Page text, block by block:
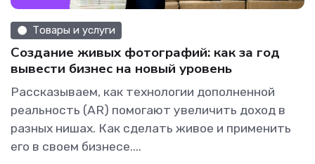
Товары и услуги
Создание живых фотографий: как за год
вывести бизнес на новый уровень
Рассказываем, как технологии дополненной
реальность (AR) помогают увеличить доход в
разных нишах. Как сделать живое и применить
его в своем бизнесе....